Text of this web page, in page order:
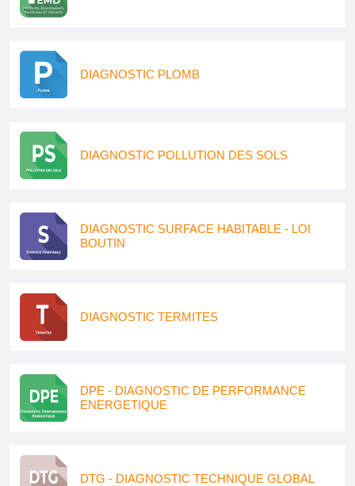
DIAGNOSTIC PLOMB
DIAGNOSTIC POLLUTION DES SOLS
DIAGNOSTIC SURFACE HABITABLE - LOI
BOUTIN
DIAGNOSTIC TERMITES
DPE - DIAGNOSTIC DE PERFORMANCE
ENERGETIQUE
DTG - DIAGNOSTIC TECHNIQUE GLOBAL